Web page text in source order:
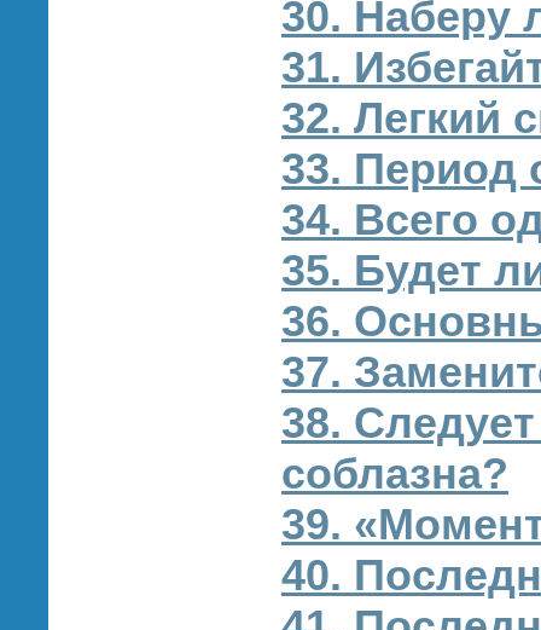
30. Наберу
31.
32. Легкий
33. Период
34. Всего
35. Будет
36.
37.
38.
соблазна?
39.
40.